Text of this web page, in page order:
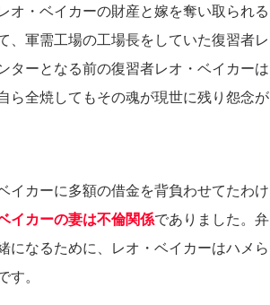
オ・ベイカーの財産と嫁を奪い取られる
、軍需工場の工場長をしていた復習者レ
ターとなる前の復習者レオ・ベイカーは
ら全焼してもその魂が現世に残り怨念が
イカーに多額の借金を背負わせてたわけ
イカーの妻は不倫関係でありました。弁
になるために、レオ・ベイカーはハメら
。